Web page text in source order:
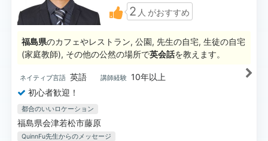
2 人 がおすすめ
福島県のカフェやレストラン, 公園, 先生の自宅, 生徒の自宅
(家庭教師), その他の公然の場所で英会話を教えます。
ネイティブ言語 英語 講師経験 10年以上
初心者歓迎！
都合のいいロケーション
福島県会津若松市藤原
QuinnFu先生からのメッセージ